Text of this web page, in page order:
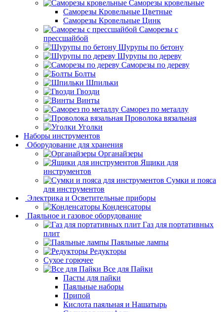
Саморезы кровельные
Саморезы Кровельные Цветные
Саморезы Кровельные Цинк
Саморезы с
прессшайбой
Шурупы по бетону
Шурупы по дереву
Саморезы по дереву
Болты
Шпильки
Гвозди
Винты
Саморез по металлу
Проволока вязальная
Уголки
Наборы инструментов
Оборудование для хранения
Органайзеры
Ящики для
инструментов
Сумки и пояса
для инструментов
Электрика и Осветительные приборы
Конденсаторы
Паяльное и газовое оборудование
Газ для портативных
плит
Паяльные лампы
Редукторы
Сухое горючее
Все для Пайки
Пасты для пайки
Паяльные наборы
Припой
Кислота паяльная и Нашатырь